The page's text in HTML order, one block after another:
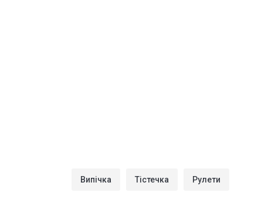
Випічка Тістечка Рулети